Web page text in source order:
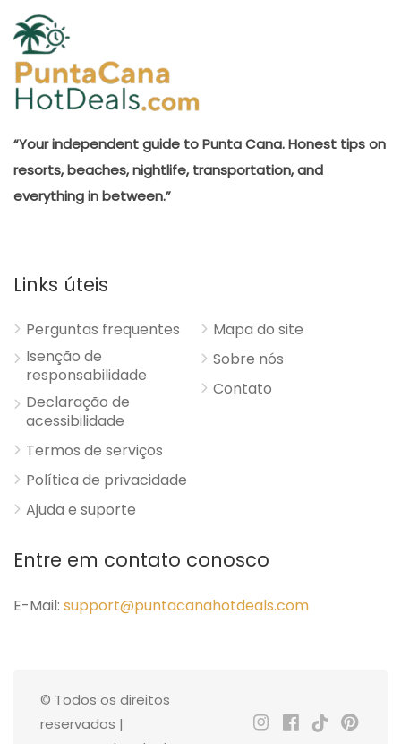
“Your independent guide to Punta Cana. Honest tips on
resorts, beaches, nightlife, transportation, and
everything in between.”
Links úteis
Perguntas frequentes
Isenção de
responsabilidade
Declaração de
acessibilidade
Termos de serviços
Política de privacidade
Ajuda e suporte
Mapa do site
Sobre nós
Contato
Entre em contato conosco
E-Mail: support@puntacanahotdeals.com
© Todos os direitos
reservados |